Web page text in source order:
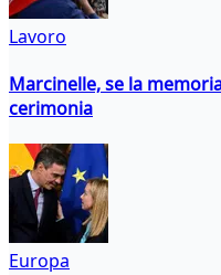
Lavoro
Marcinelle, se la
cerimonia
Europa